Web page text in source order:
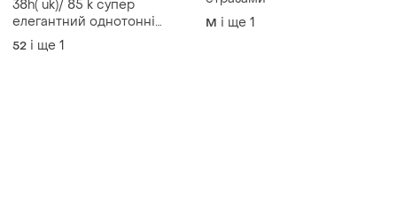
38h( uk)/ 85 k супер
елегантний однотонні
суцільний купальник батал
на пишні груди від
52 і ще 1
M і ще 1